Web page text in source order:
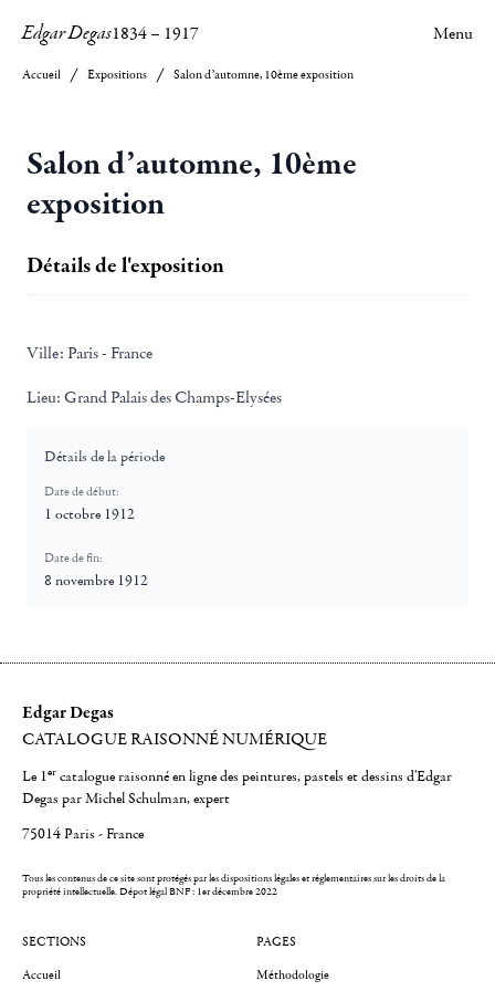
Edgar Degas1834– 1917 Menu
Accueil Expositions Salon d’automne, 10ème exposition
Salon d’automne, 10ème
exposition
Détails de l'exposition
Ville: Paris - France
Lieu: Grand Palais des Champs-Elysées
Détails de la période
Date de début:
1 octobre 1912
Date de fin:
8 novembre 1912
Edgar Degas
CATALOGUE RAISONNÉ NUMÉRIQUE
Le 1er catalogue raisonné en ligne des peintures, pastels et dessins d'Edgar
Degas par Michel Schulman, expert
75014 Paris - France
Tous les contenus de ce site sont protégés par les dispositions légales et réglementaires sur les droits de la
propriété intellectuelle.Dépot légal BNF : 1er décembre 2022
SECTIONS
Accueil
PAGES
Méthodologie